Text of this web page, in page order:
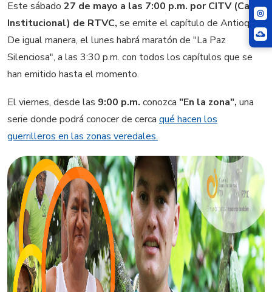
Este sábado 27 de mayo a las 7:00 p.m. por CITV (Canal
Institucional) de RTVC, se emite el capítulo de Antioquia.
De igual manera, el lunes habrá maratón de "La Paz
Silenciosa", a las 3:30 p.m. con todos los capítulos que se
han emitido hasta el momento.
El viernes, desde las 9:00 p.m. conozca "En la zona", una
serie donde podrá conocer de cerca qué hacen los
guerrilleros en las zonas veredales.